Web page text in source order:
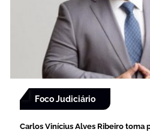
Foco Judiciário
Carlos Vinícius Alves Ribeiro toma